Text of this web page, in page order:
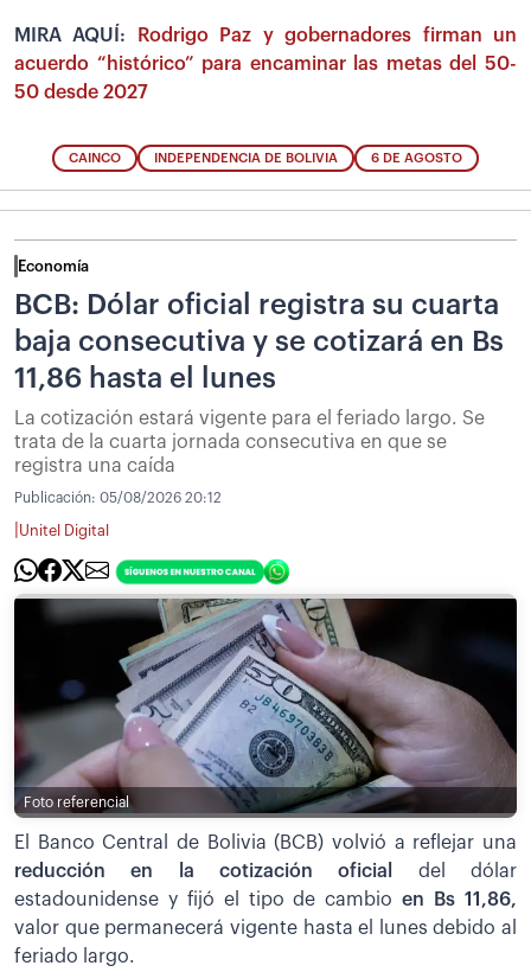
MIRA AQUÍ:
Rodrigo Paz y gobernadores firman un
acuerdo “histórico” para encaminar las metas del 50-
50 desde 2027
CAINCO INDEPENDENCIA DE BOLIVIA 6 DE AGOSTO
Economía
BCB: Dólar oficial registra su cuarta
baja consecutiva y se cotizará en Bs
11,86 hasta el lunes
La cotización estará vigente para el feriado largo. Se
trata de la cuarta jornada consecutiva en que se
registra una caída
Publicación: 05/08/2026 20:12
Unitel Digital
Foto referencial
El Banco Central de Bolivia (BCB) volvió a reflejar una
reducción en la cotización oficial
del dólar
estadounidense y fijó el tipo de cambio en Bs 11,86,
valor que permanecerá vigente hasta el lunes debido al
feriado largo.